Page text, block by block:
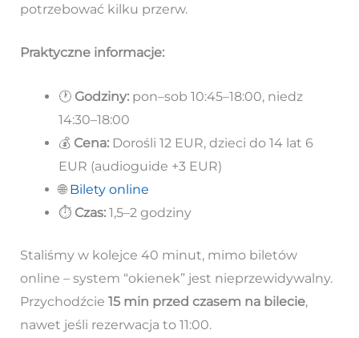
potrzebować kilku przerw.
Praktyczne informacje:
🕐 Godziny:pon–sob 10:45–18:00, niedz
14:30–18:00
💰 Cena:Dorośli 12 EUR, dzieci do 14 lat 6
EUR (audioguide +3 EUR)
🌐 Bilety online
⏱️ Czas:1,5–2 godziny
Staliśmy w kolejce 40 minut, mimo biletów
online – system “okienek” jest nieprzewidywalny.
Przychodźcie 15 min przed czasem na bilecie,
nawet jeśli rezerwacja to 11:00.